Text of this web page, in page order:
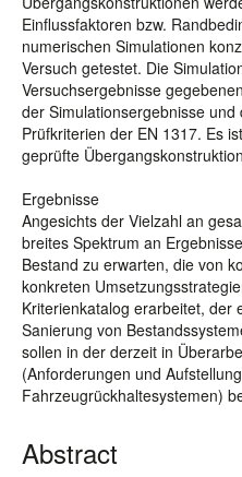
Einflussfaktoren bzw.
numerischen Simulationen
Versuch getestet. Die
Versuchsergebnisse
der Simulationsergebnisse
Prüfkriterien der EN 1317. Es
geprüfte
Ergebnisse
Angesichts der Vielzahl an
breites Spektrum an
Bestand zu erwarten, die von
konkreten
Kriterienkatalog erarbeitet, der
Sanierung von
sollen in der derzeit in
(Anforderungen und
Fahrzeugrückhaltesystemen)
Abstract